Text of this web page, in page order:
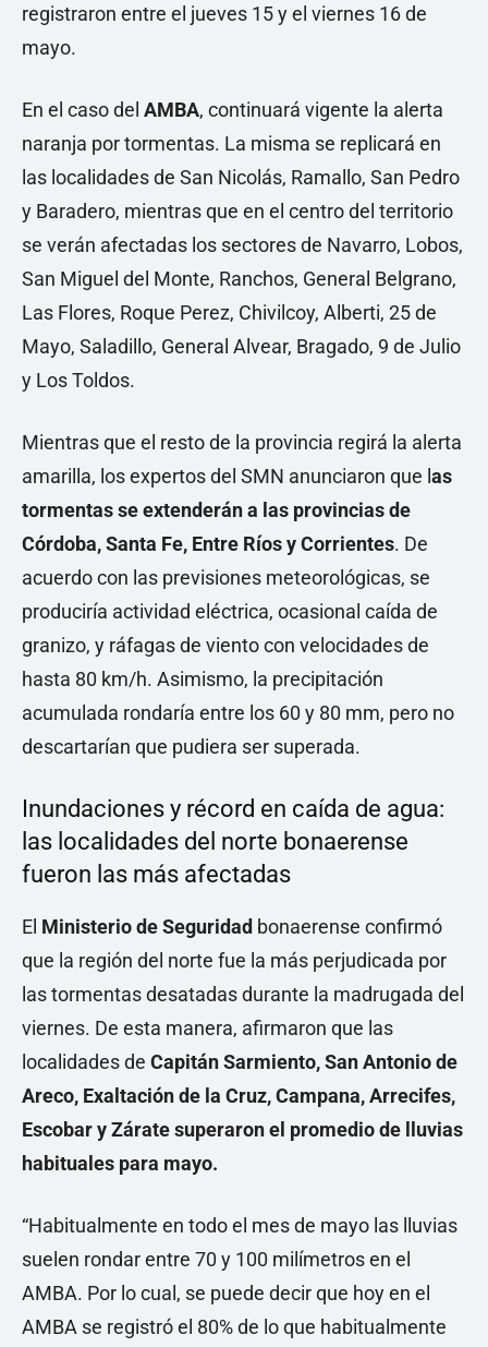
registraron entre el jueves 15 y el viernes 16 de
mayo.
En el caso del AMBA, continuará vigente la alerta
naranja por tormentas. La misma se replicará en
las localidades de San Nicolás, Ramallo, San Pedro
y Baradero, mientras que en el centro del territorio
se verán afectadas los sectores de Navarro, Lobos,
San Miguel del Monte, Ranchos, General Belgrano,
Las Flores, Roque Perez, Chivilcoy, Alberti, 25 de
Mayo, Saladillo, General Alvear, Bragado, 9 de Julio
y Los Toldos.
Mientras que el resto de la provincia regirá la alerta
amarilla, los expertos del SMN anunciaron que las
tormentas se extenderán a las provincias de
Córdoba, Santa Fe, Entre Ríos y Corrientes. De
acuerdo con las previsiones meteorológicas, se
produciría actividad eléctrica, ocasional caída de
granizo, y ráfagas de viento con velocidades de
hasta 80 km/h. Asimismo, la precipitación
acumulada rondaría entre los 60 y 80 mm, pero no
descartarían que pudiera ser superada.
Inundaciones y récord en caída de agua:
las localidades del norte bonaerense
fueron las más afectadas
El Ministerio de Seguridad bonaerense confirmó
que la región del norte fue la más perjudicada por
las tormentas desatadas durante la madrugada del
viernes. De esta manera, afirmaron que las
localidades de Capitán Sarmiento, San Antonio de
Areco, Exaltación de la Cruz, Campana, Arrecifes,
Escobar y Zárate superaron el promedio de lluvias
habituales para mayo.
“Habitualmente en todo el mes de mayo las lluvias
suelen rondar entre 70 y 100 milímetros en el
AMBA. Por lo cual, se puede decir que hoy en el
AMBA se registró el 80% de lo que habitualmente